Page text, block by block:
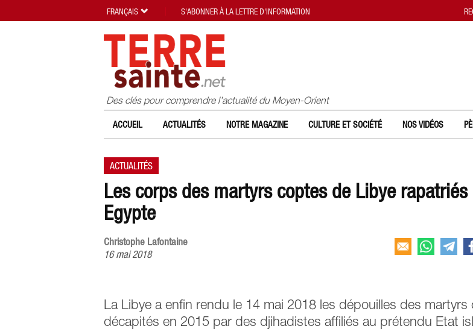
Des clés pour comprendre l’actualité du Moyen-Orient
ACCUEIL ACTUALITÉS NOTRE MAGAZINE CULTURE ET SOCIÉTÉ NOS VIDÉOS
ACTUALITÉS
Les corps des martyrs coptes de Libye rapatriés
Egypte
Christophe Lafontaine
16 mai 2018
La Libye a enfin rendu le 14 mai 2018 les dépouilles des martyrs
décapités en 2015 par des djihadistes affiliés au prétendu Etat
FRANÇAIS S'ABONNER À LA LETTRE D'INFORMATION